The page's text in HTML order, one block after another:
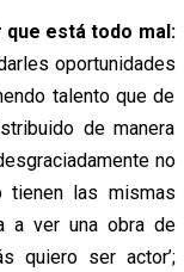
está todo mal:
oportunidades
talento que de
de manera
no
tienen las mismas
a ver una obra de
quiero ser actor’;